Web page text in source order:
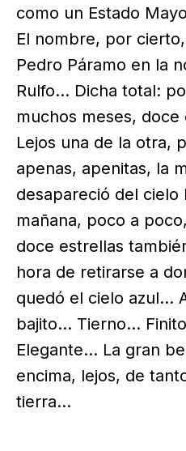
como un Estado
El nombre, por
Pedro Páramo en la
Rulfo… Dicha total:
muchos meses,
Lejos una de la otra,
apenas, apenitas, la
desapareció del cielo
mañana, poco a
doce estrellas
hora de retirarse a
quedó el cielo azul…
bajito… Tierno…
Elegante… La gran
encima, lejos, de
tierra…